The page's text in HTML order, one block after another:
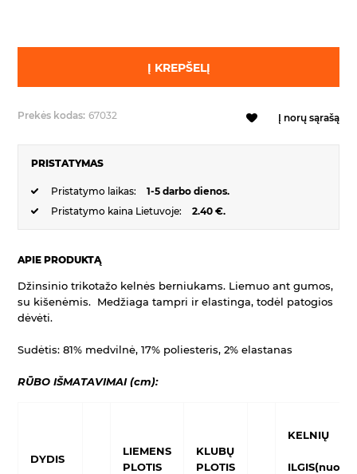
Į KREPŠELĮ
Prekės kodas: 67032 Į norų sąrašą
PRISTATYMAS
Pristatymo laikas:
1-5 darbo dienos.
Pristatymo kaina Lietuvoje:
2.40 €.
APIE PRODUKTĄ
Džinsinio trikotažo kelnės berniukams. Liemuo ant gumos,
su kišenėmis. Medžiaga tampri ir elastinga, todėl patogios
dėvėti.
Sudėtis: 81% medvilnė, 17% poliesteris, 2% elastanas
RŪBO IŠMATAVIMAI (cm):
DYDIS
LIEMENS
PLOTIS
KLUBŲ
PLOTIS
KELNIŲ
ILGIS(nuo